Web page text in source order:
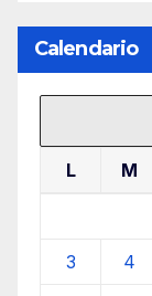
Calendario
L M
3 4